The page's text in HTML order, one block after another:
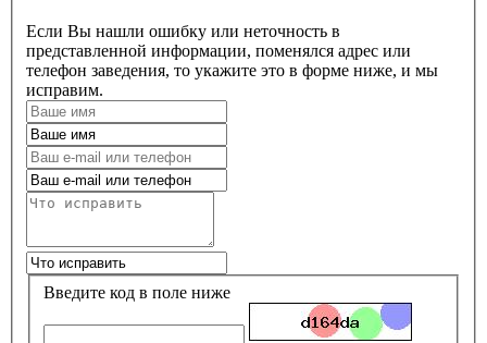
Если Вы нашли ошибку или неточность в
представленной информации, поменялся адрес или
телефон заведения, то укажите это в форме ниже, и мы
исправим.
Введите код в поле ниже